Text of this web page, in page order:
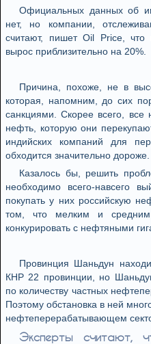
Официальных данных об
нет, но компании,
считают, пишет Oil Price,
вырос приблизительно на 20%.
Причина, похоже, не в
которая, напомним, до сих
санкциями. Скорее всего, все
нефть, которую они
индийских компаний для
обходится значительно дороже.
Казалось бы, решить
необходимо всего-навсего
покупать у них российскую
том, что мелким и средним
конкурировать с нефтяными
Провинция Шаньдун
КНР 22 провинции, но
по количеству частных
Поэтому обстановка в ней
нефтеперерабатывающем
Эксперты считают,